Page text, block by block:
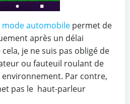
mode automobile permet de
après un délai
je ne suis pas obligé de
ou fauteuil roulant de
Par contre,
pas le haut-parleur